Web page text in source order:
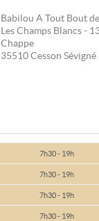
Babilou A Tout Bout
Les Champs Blancs -
Chappe
35510 Cesson Sévigné
7h30 - 19h
7h30 - 19h
7h30 - 19h
7h30 - 19h